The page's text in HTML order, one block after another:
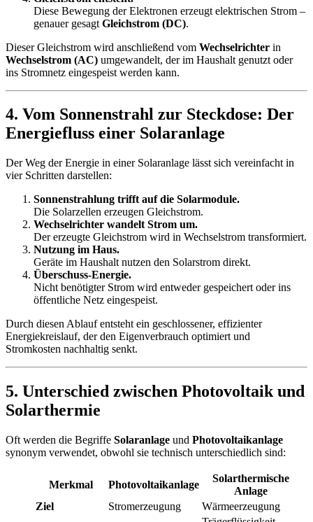
Diese Bewegung der Elektronen erzeugt elektrischen Strom –
genauer gesagt Gleichstrom (DC).
Dieser Gleichstrom wird anschließend vom Wechselrichter in
Wechselstrom (AC) umgewandelt, der im Haushalt genutzt oder
ins Stromnetz eingespeist werden kann.
4. Vom Sonnenstrahl zur Steckdose: Der
Energiefluss einer Solaranlage
Der Weg der Energie in einer Solaranlage lässt sich vereinfacht in
vier Schritten darstellen:
Sonnenstrahlung trifft auf die Solarmodule.
Die Solarzellen erzeugen Gleichstrom.
Wechselrichter wandelt Strom um.
Der erzeugte Gleichstrom wird in Wechselstrom transformiert.
Nutzung im Haus.
Geräte im Haushalt nutzen den Solarstrom direkt.
Überschuss-Energie.
Nicht benötigter Strom wird entweder gespeichert oder ins
öffentliche Netz eingespeist.
Durch diesen Ablauf entsteht ein geschlossener, effizienter
Energiekreislauf, der den Eigenverbrauch optimiert und
Stromkosten nachhaltig senkt.
5. Unterschied zwischen Photovoltaik und
Solarthermie
Oft werden die Begriffe Solaranlage und Photovoltaikanlage
synonym verwendet, obwohl sie technisch unterschiedlich sind:
Merkmal Photovoltaikanlage
Solarthermische
Anlage
Ziel
Stromerzeugung
Wärmeerzeugung